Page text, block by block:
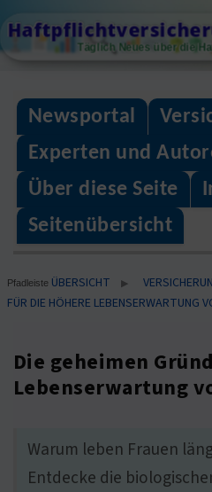
to
content
Täglich Neues über die
Newsportal
Experten und
Über diese Seite
Seitenübersicht
Pfadleiste ÜBERSICHT ▶
FÜR DIE HÖHERE LEBENSERWARTUNG
Die geheimen
Lebenserwartung
Warum leben Frauen
Entdecke die